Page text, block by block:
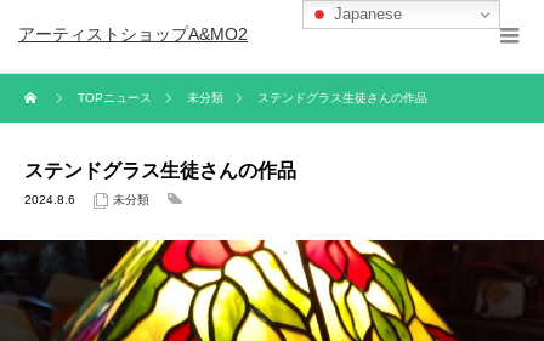
アーティストショップA&MO2
TOPニュース 未分類 ステンドグラス生徒さんの作品
ステンドグラス生徒さんの作品
2024.8.6 未分類
Japanese